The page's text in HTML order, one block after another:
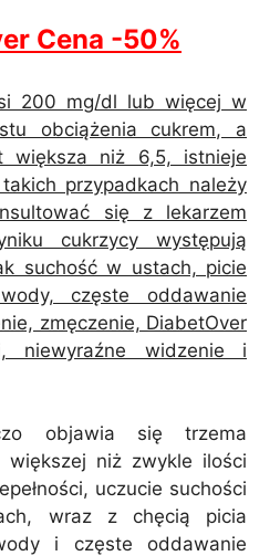
Cena -50%
200 mg/dl lub więcej w
obciążenia cukrem, a
większa niż 6,5, istnieje
przypadkach należy
się z lekarzem
cukrzycy występują
suchość w ustach, picie
częste oddawanie
zmęczenie, DiabetOver
niewyraźne widzenie i
objawia się trzema
większej niż zwykle ilości
uczucie suchości
wraz z chęcią picia
i częste oddawanie